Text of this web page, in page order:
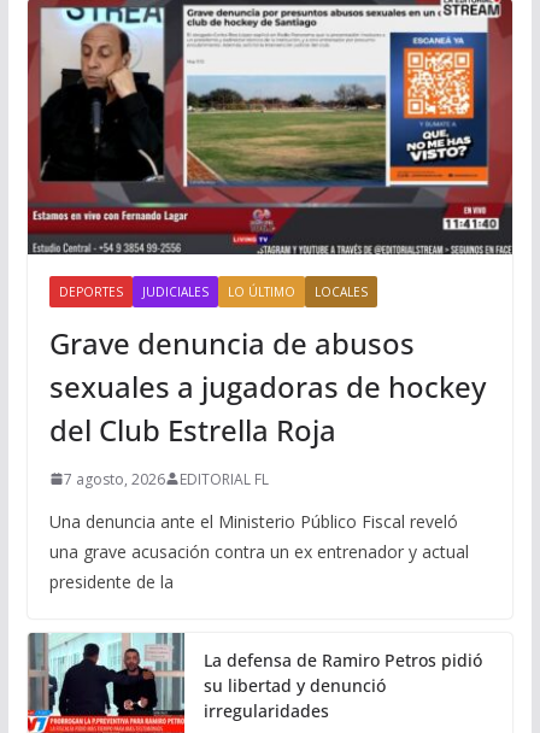
DEPORTES JUDICIALES LO ÚLTIMO LOCALES
Grave denuncia de abusos
sexuales a jugadoras de hockey
del Club Estrella Roja
7 agosto, 2026 EDITORIAL FL
Una denuncia ante el Ministerio Público Fiscal reveló
una grave acusación contra un ex entrenador y actual
presidente de la
La defensa de Ramiro Petros pidió
su libertad y denunció
irregularidades